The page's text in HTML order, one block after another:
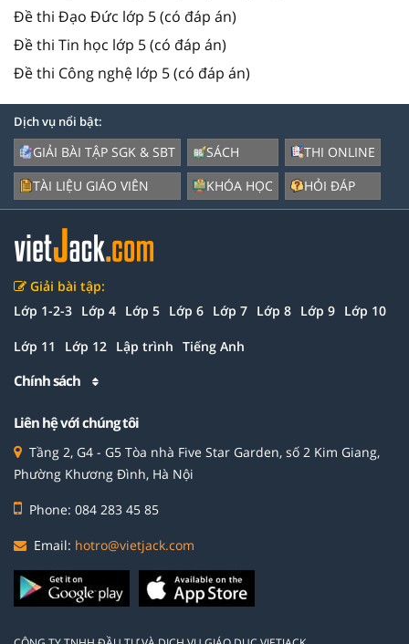
Đề thi Đạo Đức lớp 5 (có đáp án)
Đề thi Tin học lớp 5 (có đáp án)
Đề thi Công nghệ lớp 5 (có đáp án)
Dịch vụ nổi bật:
GIẢI BÀI TẬP SGK & SBT
TÀI LIỆU GIÁO VIÊN
SÁCH
KHÓA HỌC
THI ONLINE
HỎI ĐÁP
Giải bài tập:
Lớp 1-2-3 Lớp 4 Lớp 5 Lớp 6 Lớp 7 Lớp 8 Lớp 9 Lớp 10
Lớp 11 Lớp 12 Lập trình Tiếng Anh
Chính sách
Liên hệ với chúng tôi
Tầng 2, G4 - G5 Tòa nhà Five Star Garden, số 2 Kim Giang,
Phường Khương Đình, Hà Nội
Phone: 084 283 45 85
Email: hotro@vietjack.com